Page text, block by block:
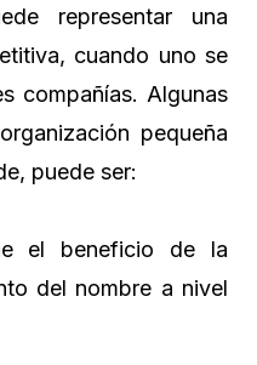
representar una
cuando uno se
compañías. Algunas
pequeña
puede ser:
el beneficio de la
del nombre a nivel